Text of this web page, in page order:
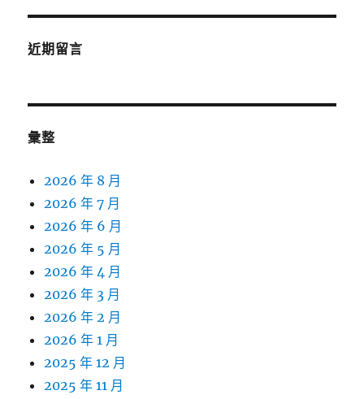
近期留言
彙整
2026 年 8 月
2026 年 7 月
2026 年 6 月
2026 年 5 月
2026 年 4 月
2026 年 3 月
2026 年 2 月
2026 年 1 月
2025 年 12 月
2025 年 11 月